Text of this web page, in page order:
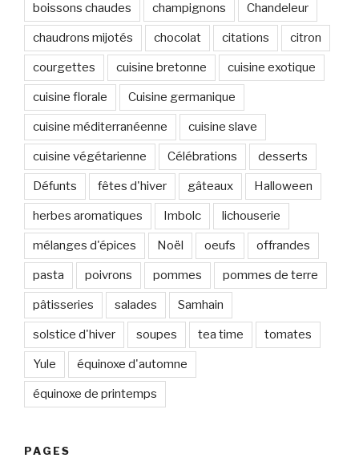
boissons chaudes champignons Chandeleur
chaudrons mijotés chocolat citations citron
courgettes cuisine bretonne cuisine exotique
cuisine florale Cuisine germanique
cuisine méditerranéenne cuisine slave
cuisine végétarienne Célébrations desserts
Défunts fêtes d'hiver gâteaux Halloween
herbes aromatiques Imbolc lichouserie
mélanges d'épices Noël oeufs offrandes
pasta poivrons pommes pommes de terre
pâtisseries salades Samhain
solstice d'hiver soupes tea time tomates
Yule équinoxe d'automne
équinoxe de printemps
PAGES